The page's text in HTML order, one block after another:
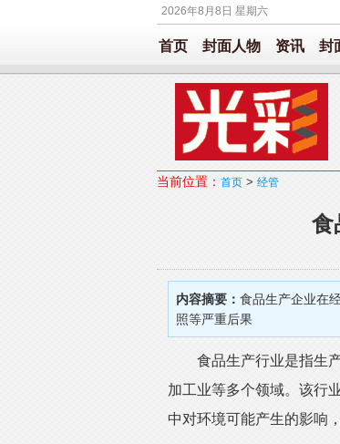
2026年8月8日 星期六
首页 封面人物 资讯 封
当前位置： 首页 > 经管
食
内容摘要： 食品生产企业在
照等严重后果
食品生产行业是指生产
加工业等多个领域。该行
中对环境可能产生的影响